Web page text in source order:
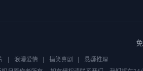
| 浪漫爱情 | 搞笑喜剧 |
悬疑推理